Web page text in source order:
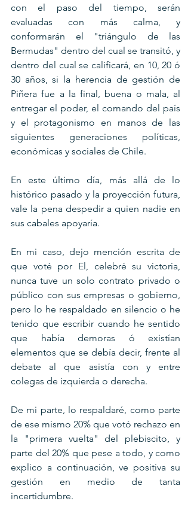
con el paso del tiempo, serán
evaluadas con más calma, y
conformarán el "triángulo de las
Bermudas" dentro del cual se transitó, y
dentro del cual se calificará, en 10, 20 ó
30 años, si la herencia de gestión de
Piñera fue a la final, buena o mala, al
entregar el poder, el comando del país
y el protagonismo en manos de las
siguientes generaciones políticas,
económicas y sociales de Chile.
En este último día, más allá de lo
histórico pasado y la proyección futura,
vale la pena despedir a quien nadie en
sus cabales apoyaría.
En mi caso, dejo mención escrita de
que voté por El, celebré su victoria,
nunca tuve un solo contrato privado o
público con sus empresas o gobierno,
pero lo he respaldado en silencio o he
tenido que escribir cuando he sentido
que había demoras ó existían
elementos que se debía decir, frente al
debate al que asistía con y entre
colegas de izquierda o derecha.
De mi parte, lo respaldaré, como parte
de ese mismo 20% que votó rechazo en
la "primera vuelta" del plebiscito, y
parte del 20% que pese a todo, y como
explico a continuación, ve positiva su
gestión en medio de tanta
incertidumbre.